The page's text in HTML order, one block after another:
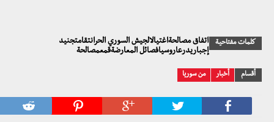
كلمات مفتاحية
اتفاق مصالحةاغتيالالجيش السوري الحرانتقامتجنيد
إجباريدرعاروسيافصائل المعارضةقمعمصالحة
أقسام أخبار من سوريا